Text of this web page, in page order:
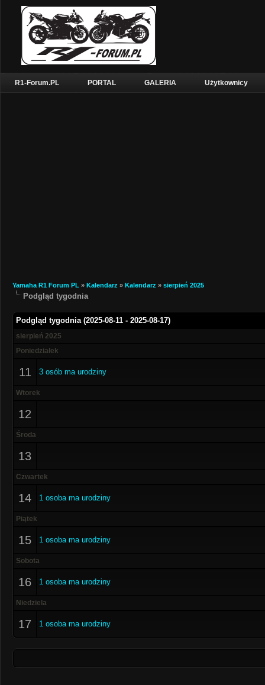
R1-Forum.PL PORTAL GALERIA Użytkownicy
Yamaha R1 Forum PL » Kalendarz » Kalendarz » sierpień 2025
Podgląd tygodnia
Podgląd tygodnia (2025-08-11 - 2025-08-17)
sierpień 2025
Poniedziałek
11 3 osób ma urodziny
Wtorek
12
Środa
13
Czwartek
14 1 osoba ma urodziny
Piątek
15 1 osoba ma urodziny
Sobota
16 1 osoba ma urodziny
Niedziela
17 1 osoba ma urodziny